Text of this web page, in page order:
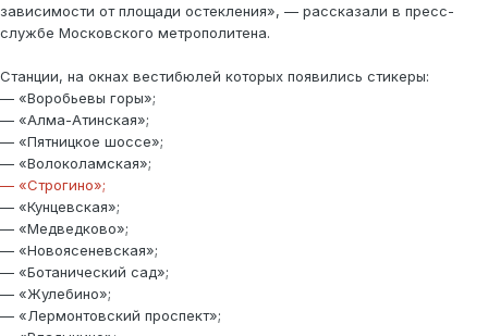
зависимости от площади остекления», — рассказали в пресс-
службе Московского метрополитена.
Станции, на окнах вестибюлей которых появились стикеры:
— «Воробьевы горы»;
— «Алма-Атинская»;
— «Пятницкое шоссе»;
— «Волоколамская»;
— «Строгино»;
— «Кунцевская»;
— «Медведково»;
— «Новоясеневская»;
— «Ботанический сад»;
— «Жулебино»;
— «Лермонтовский проспект»;